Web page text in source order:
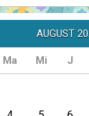
AUGUST
Ma Mi J